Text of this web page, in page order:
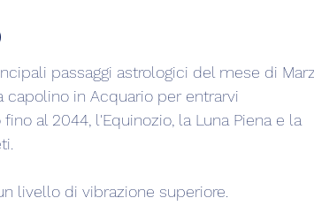
passaggi astrologici del mese di
capolino in Acquario per entrarvi
al 2044, l'Equinozio, la Luna Piena e la
livello di vibrazione superiore.